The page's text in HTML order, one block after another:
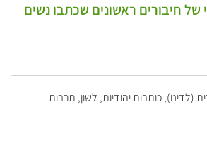
של חיבורים ראשונים שכתבו נשים
(לדינו), כותבות יהודיות, לשון, תרבות